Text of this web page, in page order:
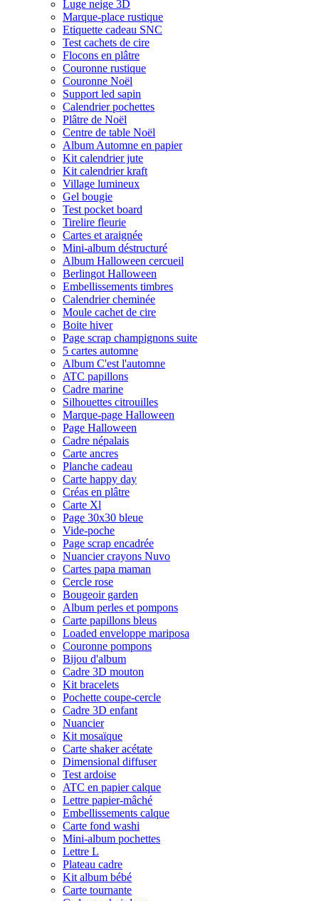
Luge neige 3D
Marque-place rustique
Etiquette cadeau SNC
Test cachets de cire
Flocons en plâtre
Couronne rustique
Couronne Noël
Support led sapin
Calendrier pochettes
Plâtre de Noël
Centre de table Noël
Album Automne en papier
Kit calendrier jute
Kit calendrier kraft
Village lumineux
Gel bougie
Test pocket board
Tirelire fleurie
Cartes et araignée
Mini-album déstructuré
Album Halloween cercueil
Berlingot Halloween
Embellissements timbres
Calendrier cheminée
Moule cachet de cire
Boite hiver
Page scrap champignons suite
5 cartes automne
Album C'est l'automne
ATC papillons
Cadre marine
Silhouettes citrouilles
Marque-page Halloween
Page Halloween
Cadre népalais
Carte ancres
Planche cadeau
Carte happy day
Créas en plâtre
Carte Xl
Page 30x30 bleue
Vide-poche
Page scrap encadrée
Nuancier crayons Nuvo
Cartes papa maman
Cercle rose
Bougeoir garden
Album perles et pompons
Carte papillons bleus
Loaded enveloppe mariposa
Couronne pompons
Bijou d'album
Cadre 3D mouton
Kit bracelets
Pochette coupe-cercle
Cadre 3D enfant
Nuancier
Kit mosaïque
Carte shaker acétate
Dimensional diffuser
Test ardoise
ATC en papier calque
Lettre papier-mâché
Embellissements calque
Carte fond washi
Mini-album pochettes
Lettre L
Plateau cadre
Kit album bébé
Carte tournante